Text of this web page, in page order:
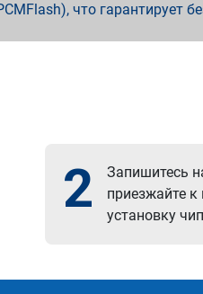
что гарантирует
2
Запишитесь
приезжайте к
установку